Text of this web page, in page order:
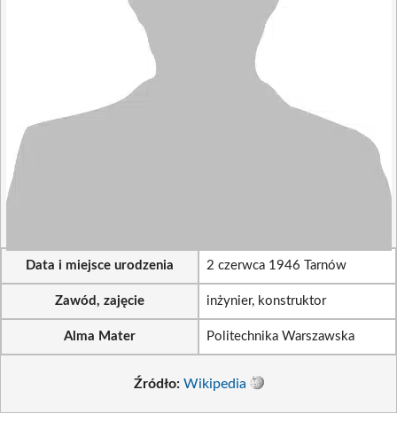
Data i miejsce urodzenia 2 czerwca 1946 Tarnów
Zawód, zajęcie inżynier, konstruktor
Alma Mater Politechnika Warszawska
Źródło: Wikipedia